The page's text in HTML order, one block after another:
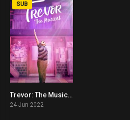
5.9
SUB
Trevor: The Musical (2022)
24 Jun 2022